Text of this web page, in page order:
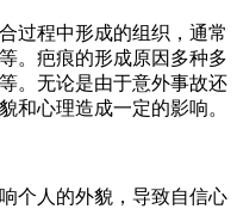
程中形成的组织，通常
。疤痕的形成原因多种多
。无论是由于意外事故还
和心理造成一定的影响。
人的外貌，导致自信心